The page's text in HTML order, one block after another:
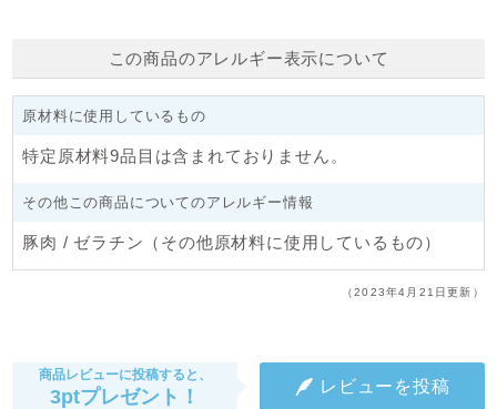
この商品のアレルギー表示について
原材料に使用しているもの
特定原材料9品目は含まれておりません。
その他この商品についてのアレルギー情報
豚肉 / ゼラチン（その他原材料に使用しているもの）
（2023年4月21日更新）
商品レビューに投稿すると、
3ptプレゼント！ レビューを投稿